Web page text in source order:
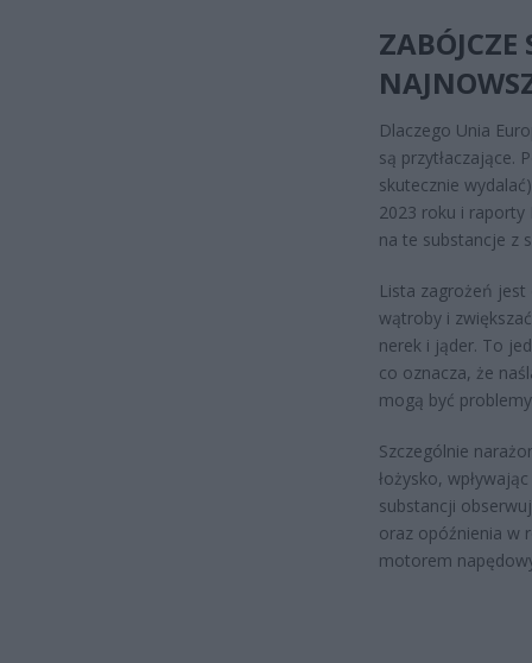
Dlaczego Unia
są przytłaczające.
skutecznie
2023 roku i raporty
na te substancje z
Lista zagrożeń jest
wątroby i
nerek i jąder. To
co oznacza, że
mogą być
Szczególnie
łożysko,
substancji
oraz opóźnienia w
motorem